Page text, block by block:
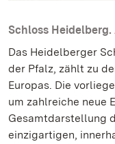
Schloss
Das Heidelberger
der Pfalz, zählt zu
Europas. Die
um zahlreiche neue
Gesamtdarstellung
einzigartigen,